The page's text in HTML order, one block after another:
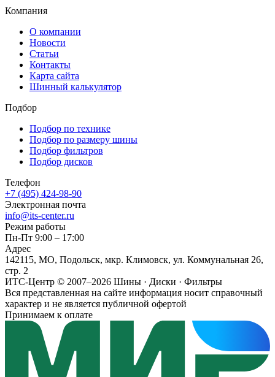
Компания
О компании
Новости
Статьи
Контакты
Карта сайта
Шинный калькулятор
Подбор
Подбор по технике
Подбор по размеру шины
Подбор фильтров
Подбор дисков
Телефон
+7 (495) 424-98-90
Электронная почта
info@its-center.ru
Режим работы
Пн-Пт 9:00 – 17:00
Адрес
142115, МО, Подольск, мкр. Климовск, ул. Коммунальная 26,
стр. 2
ИТС-Центр © 2007–2026 Шины · Диски · Фильтры
Вся представленная на сайте информация носит справочный
характер и не является публичной офертой
Принимаем к оплате